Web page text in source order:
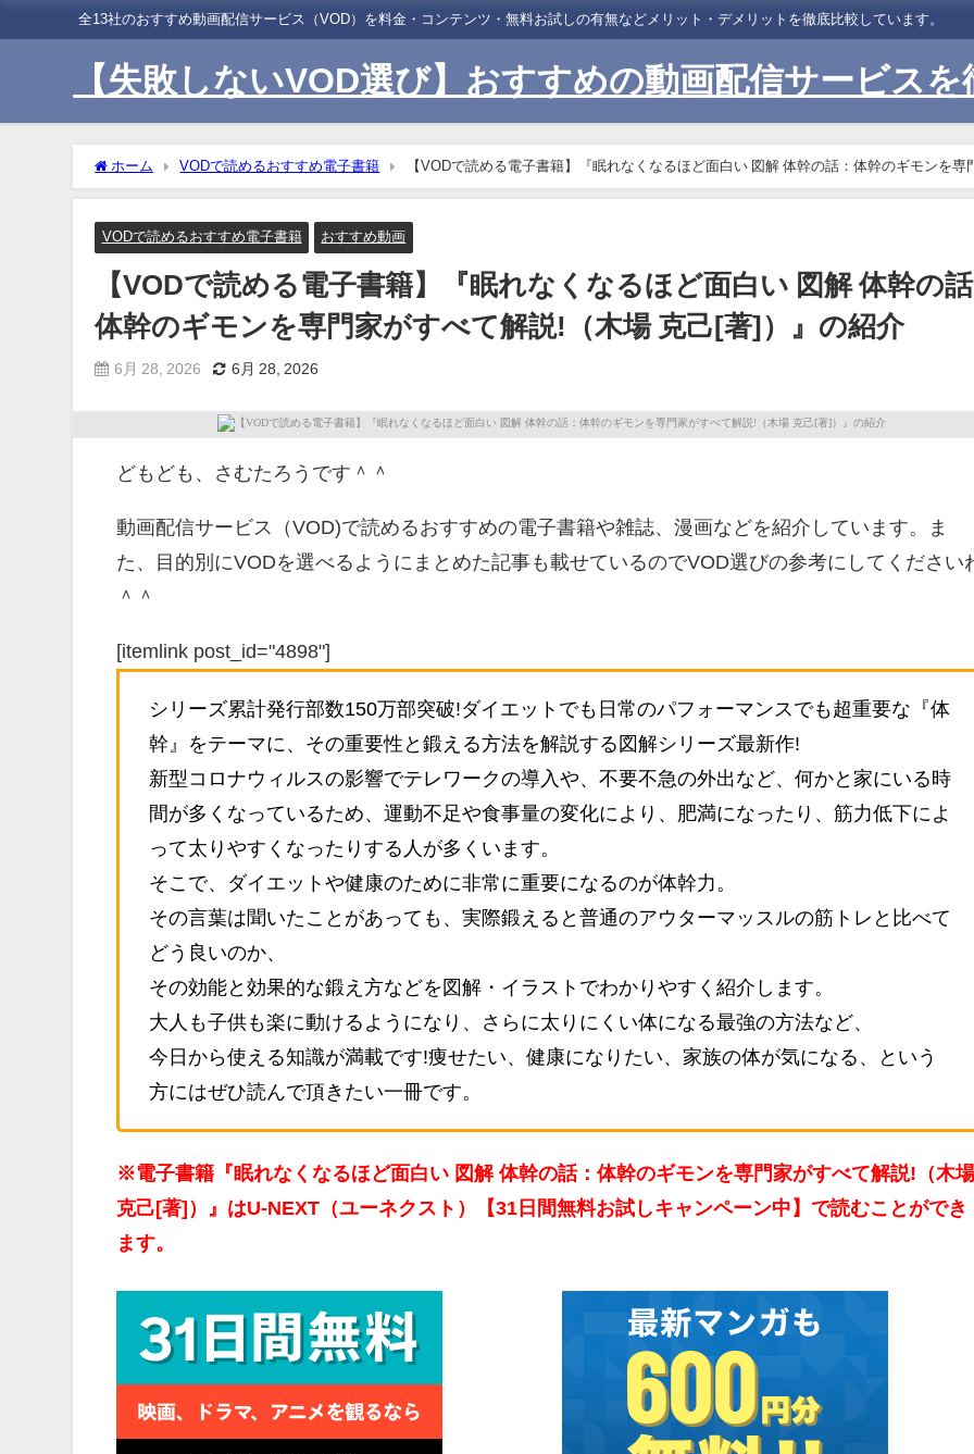
全13社のおすすめ動画配信サービス（VOD）を料金・コンテンツ・無料お試しの有無などメリット・デメリットを徹底比較しています。
【失敗しないVOD選び】おすすめの動画配信サービスを
ホーム VODで読めるおすすめ電子書籍
【VODで読める電子書籍】『眠れなくなるほど面白い 図解 体幹の話：体幹のギモンを専
がすべて解説!（木場 克己[著]）』の紹介
VODで読めるおすすめ電子書籍 おすすめ動画
【VODで読める電子書籍】『眠れなくなるほど面白い 図解 体幹の
体幹のギモンを専門家がすべて解説!（木場 克己[著]）』の紹介
6月 28, 2026 6月 28, 2026
どもども、さむたろうです＾＾
動画配信サービス（VOD)で読めるおすすめの電子書籍や雑誌、漫画などを紹介しています。ま
た、目的別にVODを選べるようにまとめた記事も載せているのでVOD選びの参考にしてください
＾＾
[itemlink post_id="4898"]
シリーズ累計発行部数150万部突破!ダイエットでも日常のパフォーマンスでも超重要な『体
幹』をテーマに、その重要性と鍛える方法を解説する図解シリーズ最新作!
新型コロナウィルスの影響でテレワークの導入や、不要不急の外出など、何かと家にいる時
間が多くなっているため、運動不足や食事量の変化により、肥満になったり、筋力低下によ
って太りやすくなったりする人が多くいます。
そこで、ダイエットや健康のために非常に重要になるのが体幹力。
その言葉は聞いたことがあっても、実際鍛えると普通のアウターマッスルの筋トレと比べて
どう良いのか、
その効能と効果的な鍛え方などを図解・イラストでわかりやすく紹介します。
大人も子供も楽に動けるようになり、さらに太りにくい体になる最強の方法など、
今日から使える知識が満載です!痩せたい、健康になりたい、家族の体が気になる、という
方にはぜひ読んで頂きたい一冊です。
※電子書籍『眠れなくなるほど面白い 図解 体幹の話：体幹のギモンを専門家がすべて解説!（木
克己[著]）』はU-NEXT（ユーネクスト）【31日間無料お試しキャンペーン中】で読むことができ
ます。